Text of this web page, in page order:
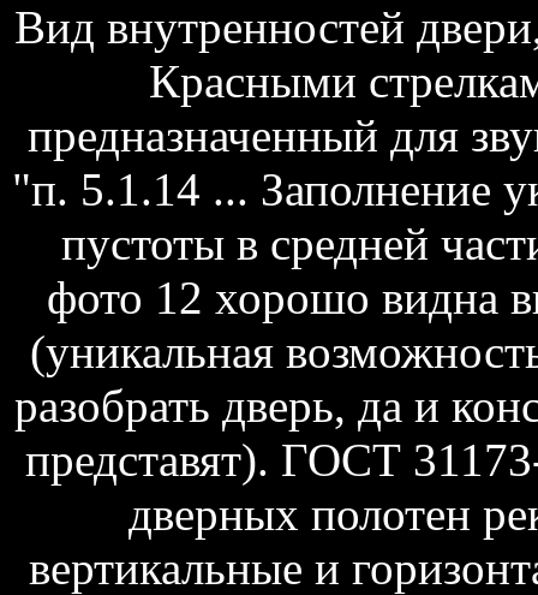
Вид внутренностей
Красными
предназначенный для
"п. 5.1.14 ... Заполнение
пустоты в средней
фото 12 хорошо видна
(уникальная
разобрать дверь, да и
представят). ГОСТ
дверных полотен
вертикальные и